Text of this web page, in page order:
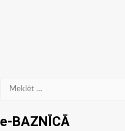
Meklēt:
e-BAZNĪCĀ